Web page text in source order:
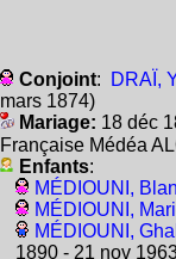
Conjoint: DRAÏ,
mars 1874)
Mariage: 18 déc
Française Médéa
Enfants:
MÉDIOUNI,
MÉDIOUNI,
MÉDIOUNI,
1890 - 21 nov